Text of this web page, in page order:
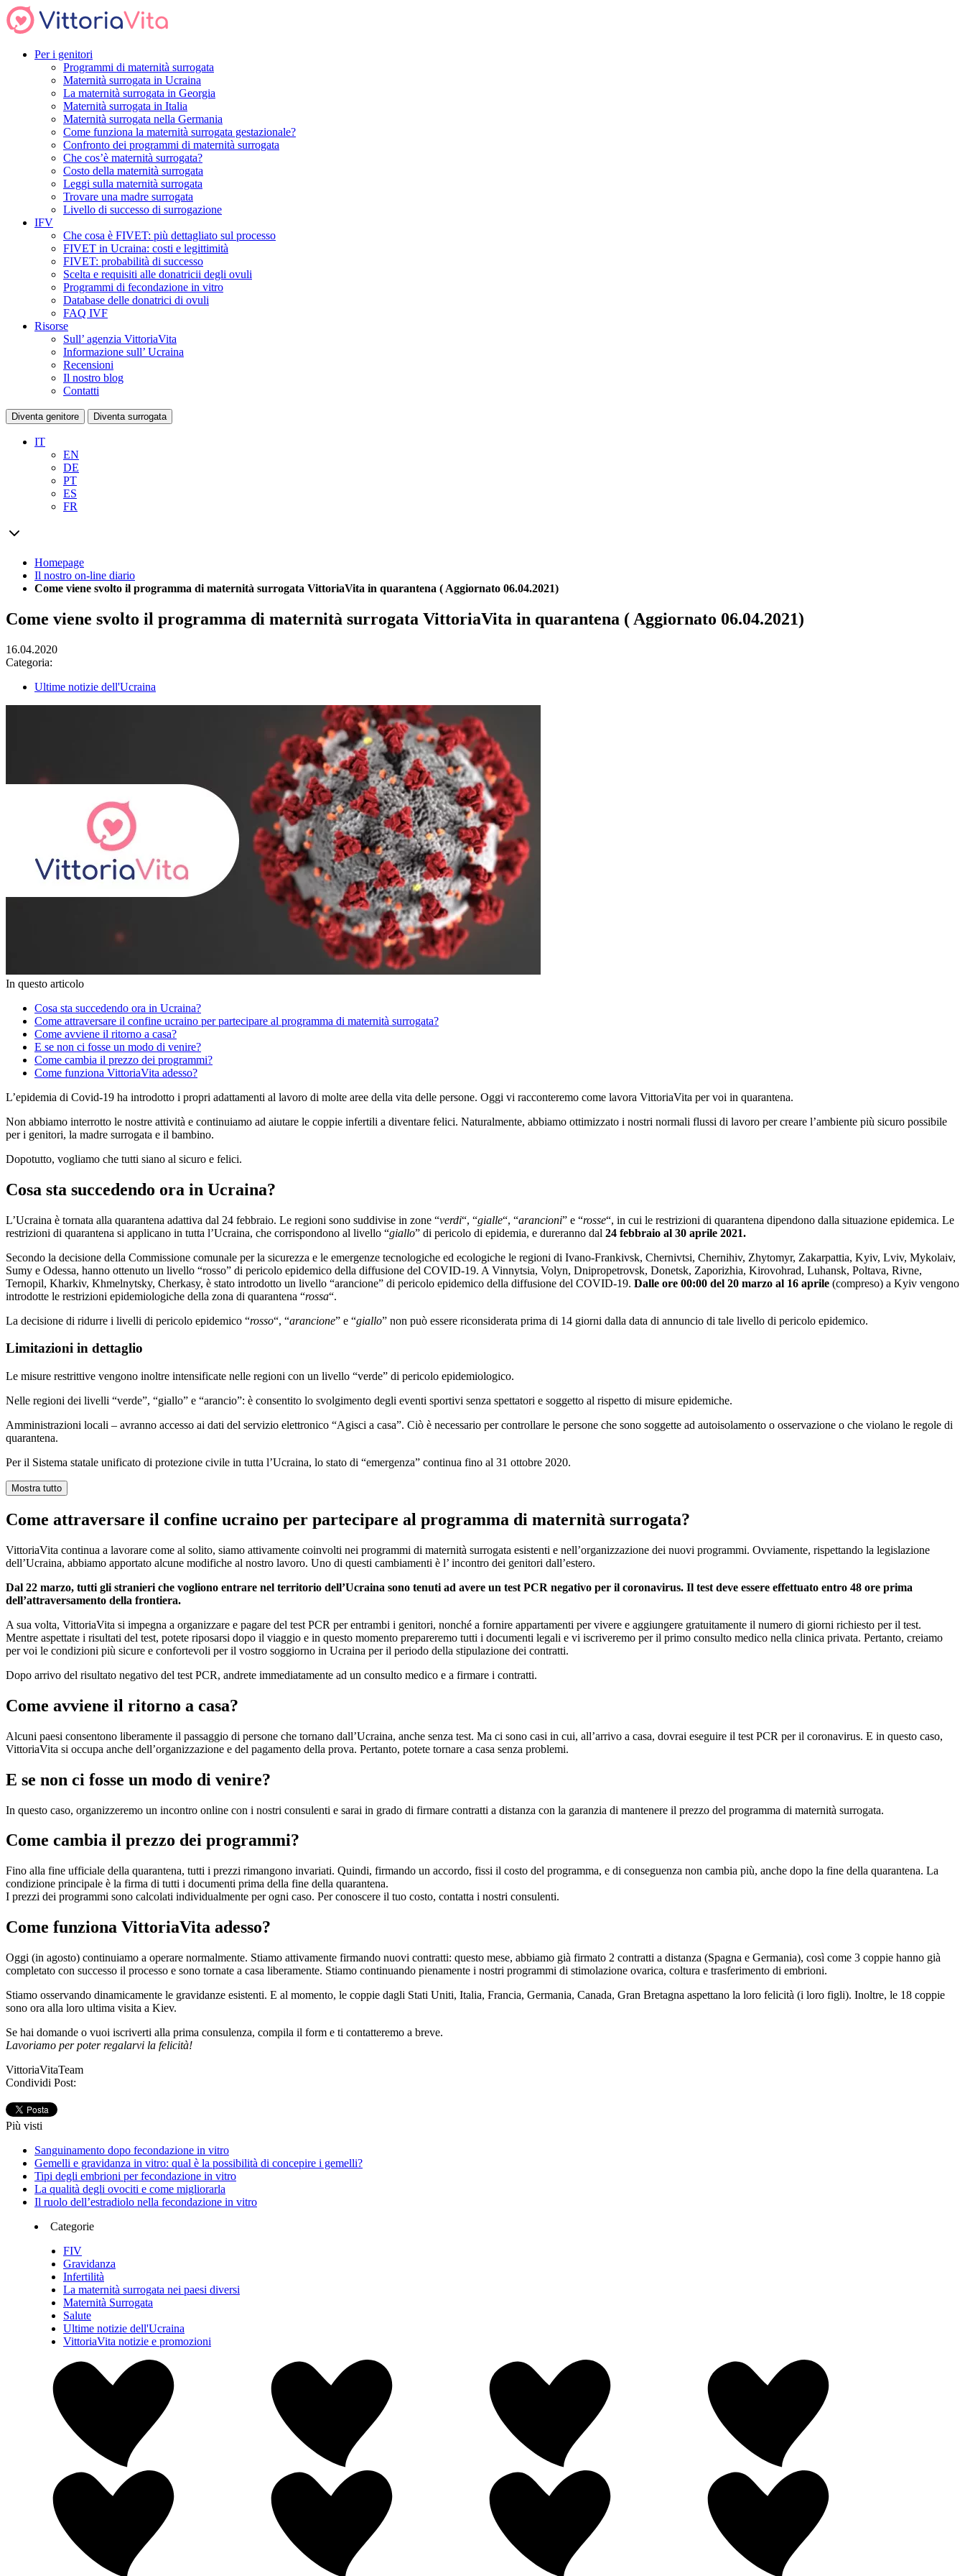
Per i genitori
Programmi di maternità surrogata
Maternità surrogata in Ucraina
La maternità surrogata in Georgia
Maternità surrogata in Italia
Maternità surrogata nella Germania
Come funziona la maternità surrogata gestazionale?
Confronto dei programmi di maternità surrogata
Che cos’è maternità surrogata?
Costo della maternità surrogata
Leggi sulla maternità surrogata
Trovare una madre surrogata
Livello di successo di surrogazione
IFV
Che cosa è FIVET: più dettagliato sul processo
FIVET in Ucraina: costi e legittimità
FIVET: probabilità di successo
Scelta e requisiti alle donatricii degli ovuli
Programmi di fecondazione in vitro
Database delle donatrici di ovuli
FAQ IVF
Risorse
Sull’ agenzia VittoriaVita
Informazione sull’ Ucraina
Recensioni
Il nostro blog
Contatti
Diventa genitore Diventa surrogata
IT
EN
DE
PT
ES
FR
Homepage
Il nostro on-line diario
Come viene svolto il programma di maternità surrogata VittoriaVita in quarantena ( Aggiornato 06.04.2021)
Come viene svolto il programma di maternità surrogata VittoriaVita in quarantena ( Aggiornato 06.04.2021)
16.04.2020
Categoria:
Ultime notizie dell'Ucraina
In questo articolo
Cosa sta succedendo ora in Ucraina?
Come attraversare il confine ucraino per partecipare al programma di maternità surrogata?
Come avviene il ritorno a casa?
E se non ci fosse un modo di venire?
Come cambia il prezzo dei programmi?
Come funziona VittoriaVita adesso?
L’epidemia di Covid-19 ha introdotto i propri adattamenti al lavoro di molte aree della vita delle persone. Oggi vi racconteremo come lavora VittoriaVita per voi in quarantena.
Non abbiamo interrotto le nostre attività e continuiamo ad aiutare le coppie infertili a diventare felici. Naturalmente, abbiamo ottimizzato i nostri normali flussi di lavoro per creare l’ambiente più sicuro possibile
per i genitori, la madre surrogata e il bambino.
Dopotutto, vogliamo che tutti siano al sicuro e felici.
Cosa sta succedendo ora in Ucraina?
L’Ucraina è tornata alla quarantena adattiva dal 24 febbraio. Le regioni sono suddivise in zone “verdi“, “gialle“, “arancioni” e “rosse“, in cui le restrizioni di quarantena dipendono dalla situazione epidemica. Le
restrizioni di quarantena si applicano in tutta l’Ucraina, che corrispondono al livello “giallo” di pericolo di epidemia, e dureranno dal 24 febbraio al 30 aprile 2021.
Secondo la decisione della Commissione comunale per la sicurezza e le emergenze tecnologiche ed ecologiche le regioni di Ivano-Frankivsk, Chernivtsi, Chernihiv, Zhytomyr, Zakarpattia, Kyiv, Lviv, Mykolaiv,
Sumy e Odessa, hanno ottenuto un livello “rosso” di pericolo epidemico della diffusione del COVID-19. A Vinnytsia, Volyn, Dnipropetrovsk, Donetsk, Zaporizhia, Kirovohrad, Luhansk, Poltava, Rivne,
Ternopil, Kharkiv, Khmelnytsky, Cherkasy, è stato introdotto un livello “arancione” di pericolo epidemico della diffusione del COVID-19. Dalle ore 00:00 del 20 marzo al 16 aprile (compreso) a Kyiv vengono
introdotte le restrizioni epidemiologiche della zona di quarantena “rossa“.
La decisione di ridurre i livelli di pericolo epidemico “rosso“, “arancione” e “giallo” non può essere riconsiderata prima di 14 giorni dalla data di annuncio di tale livello di pericolo epidemico.
Limitazioni in dettaglio
Le misure restrittive vengono inoltre intensificate nelle regioni con un livello “verde” di pericolo epidemiologico.
Nelle regioni dei livelli “verde”, “giallo” e “arancio”: è consentito lo svolgimento degli eventi sportivi senza spettatori e soggetto al rispetto di misure epidemiche.
Amministrazioni locali – avranno accesso ai dati del servizio elettronico “Agisci a casa”. Ciò è necessario per controllare le persone che sono soggette ad autoisolamento o osservazione o che violano le regole di
quarantena.
Per il Sistema statale unificato di protezione civile in tutta l’Ucraina, lo stato di “emergenza” continua fino al 31 ottobre 2020.
Mostra tutto
Come attraversare il confine ucraino per partecipare al programma di maternità surrogata?
VittoriaVita continua a lavorare come al solito, siamo attivamente coinvolti nei programmi di maternità surrogata esistenti e nell’organizzazione dei nuovi programmi. Ovviamente, rispettando la legislazione
dell’Ucraina, abbiamo apportato alcune modifiche al nostro lavoro. Uno di questi cambiamenti è l’ incontro dei genitori dall’estero.
Dal 22 marzo, tutti gli stranieri che vogliono entrare nel territorio dell’Ucraina sono tenuti ad avere un test PCR negativo per il coronavirus. Il test deve essere effettuato entro 48 ore prima
dell’attraversamento della frontiera.
A sua volta, VittoriaVita si impegna a organizzare e pagare del test PCR per entrambi i genitori, nonché a fornire appartamenti per vivere e aggiungere gratuitamente il numero di giorni richiesto per il test.
Mentre aspettate i risultati del test, potete riposarsi dopo il viaggio e in questo momento prepareremo tutti i documenti legali e vi iscriveremo per il primo consulto medico nella clinica privata. Pertanto, creiamo
per voi le condizioni più sicure e confortevoli per il vostro soggiorno in Ucraina per il periodo della stipulazione dei contratti.
Dopo arrivo del risultato negativo del test PCR, andrete immediatamente ad un consulto medico e a firmare i contratti.
Come avviene il ritorno a casa?
Alcuni paesi consentono liberamente il passaggio di persone che tornano dall’Ucraina, anche senza test. Ma ci sono casi in cui, all’arrivo a casa, dovrai eseguire il test PCR per il coronavirus. E in questo caso,
VittoriaVita si occupa anche dell’organizzazione e del pagamento della prova. Pertanto, potete tornare a casa senza problemi.
E se non ci fosse un modo di venire?
In questo caso, organizzeremo un incontro online con i nostri consulenti e sarai in grado di firmare contratti a distanza con la garanzia di mantenere il prezzo del programma di maternità surrogata.
Come cambia il prezzo dei programmi?
Fino alla fine ufficiale della quarantena, tutti i prezzi rimangono invariati. Quindi, firmando un accordo, fissi il costo del programma, e di conseguenza non cambia più, anche dopo la fine della quarantena. La
condizione principale è la firma di tutti i documenti prima della fine della quarantena.
I prezzi dei programmi sono calcolati individualmente per ogni caso. Per conoscere il tuo costo, contatta i nostri consulenti.
Come funziona VittoriaVita adesso?
Oggi (in agosto) continuiamo a operare normalmente. Stiamo attivamente firmando nuovi contratti: questo mese, abbiamo già firmato 2 contratti a distanza (Spagna e Germania), così come 3 coppie hanno già
completato con successo il processo e sono tornate a casa liberamente. Stiamo continuando pienamente i nostri programmi di stimolazione ovarica, coltura e trasferimento di embrioni.
Stiamo osservando dinamicamente le gravidanze esistenti. E al momento, le coppie dagli Stati Uniti, Italia, Francia, Germania, Canada, Gran Bretagna aspettano la loro felicità (i loro figli). Inoltre, le 18 coppie
sono ora alla loro ultima visita a Kiev.
Se hai domande o vuoi iscriverti alla prima consulenza, compila il form e ti contatteremo a breve.
Lavoriamo per poter regalarvi la felicità!
VittoriaVitaTeam
Condividi Post:
Più visti
Sanguinamento dopo fecondazione in vitro
Gemelli e gravidanza in vitro: qual è la possibilità di concepire i gemelli?
Tipi degli embrioni per fecondazione in vitro
La qualità degli ovociti e come migliorarla
Il ruolo dell’estradiolo nella fecondazione in vitro
Categorie
FIV
Gravidanza
Infertilità
La maternità surrogata nei paesi diversi
Maternità Surrogata
Salute
Ultime notizie dell'Ucraina
VittoriaVita notizie e promozioni